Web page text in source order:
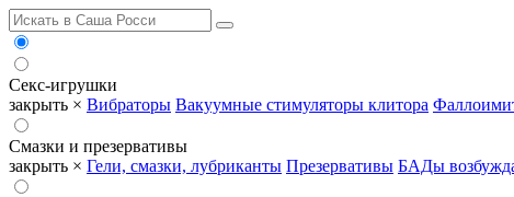
Секс-игрушки
закрыть × Вибраторы Вакуумные стимуляторы клитора
Смазки и презервативы
закрыть × Гели, смазки, лубриканты Презервативы БАДы